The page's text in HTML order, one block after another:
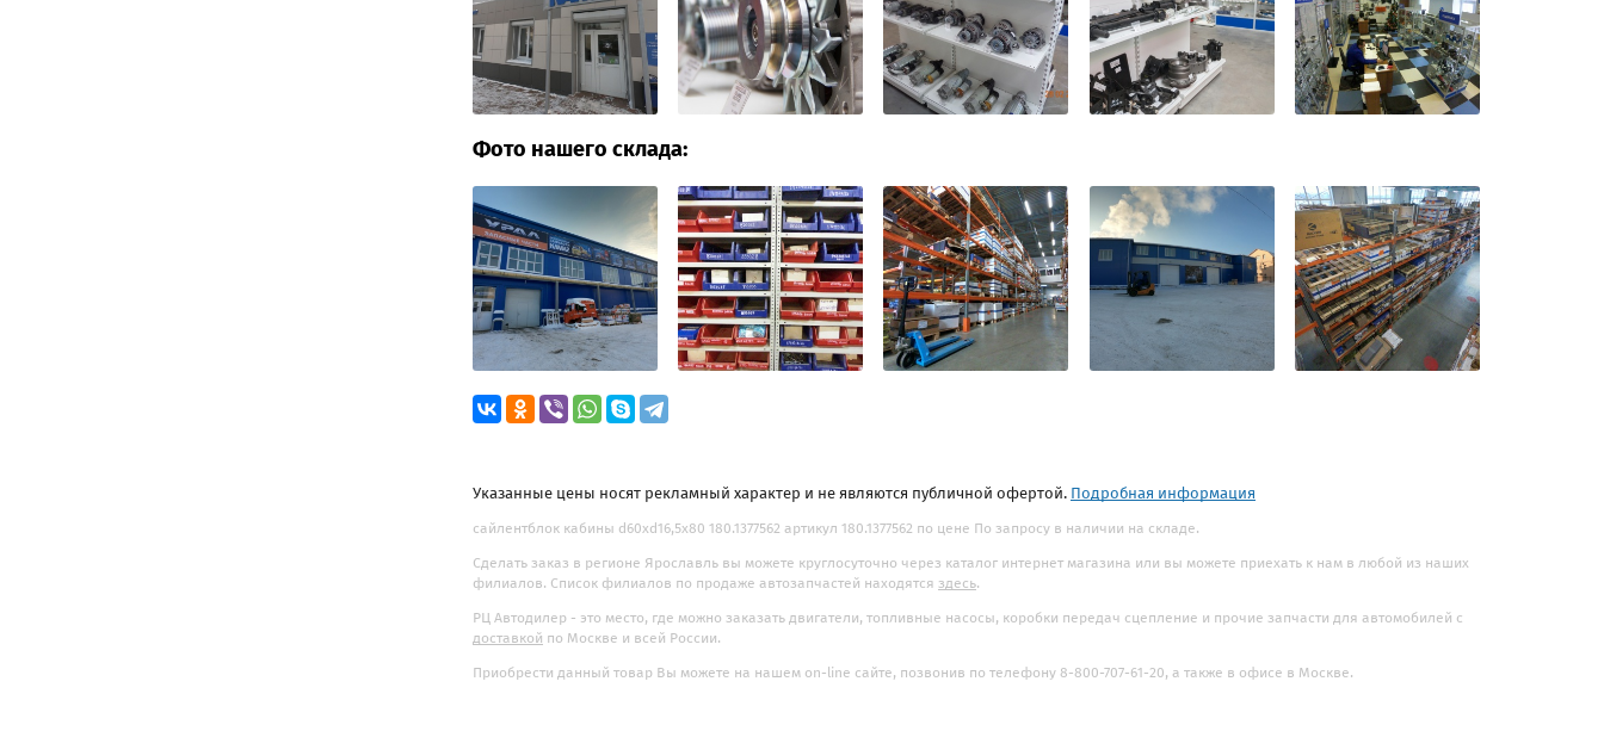
Фото нашего склада:
Указанные цены носят рекламный характер и не являются публичной офертой. Подробная информация
сайлентблок кабины d60xd16,5x80 180.1377562 артикул 180.1377562 по цене По запросу в наличии на складе.
Сделать заказ в регионе Ярославль вы можете круглосуточно через каталог интернет магазина или вы можете приехать к нам в любой из наших
филиалов. Список филиалов по продаже автозапчастей находятся здесь.
РЦ Автодилер - это место, где можно заказать двигатели, топливные насосы, коробки передач сцепление и прочие запчасти для автомобилей с
доставкой по Москве и всей России.
Приобрести данный товар Вы можете на нашем on-line сайте, позвонив по телефону 8-800-707-61-20, а также в офисе в Москве.